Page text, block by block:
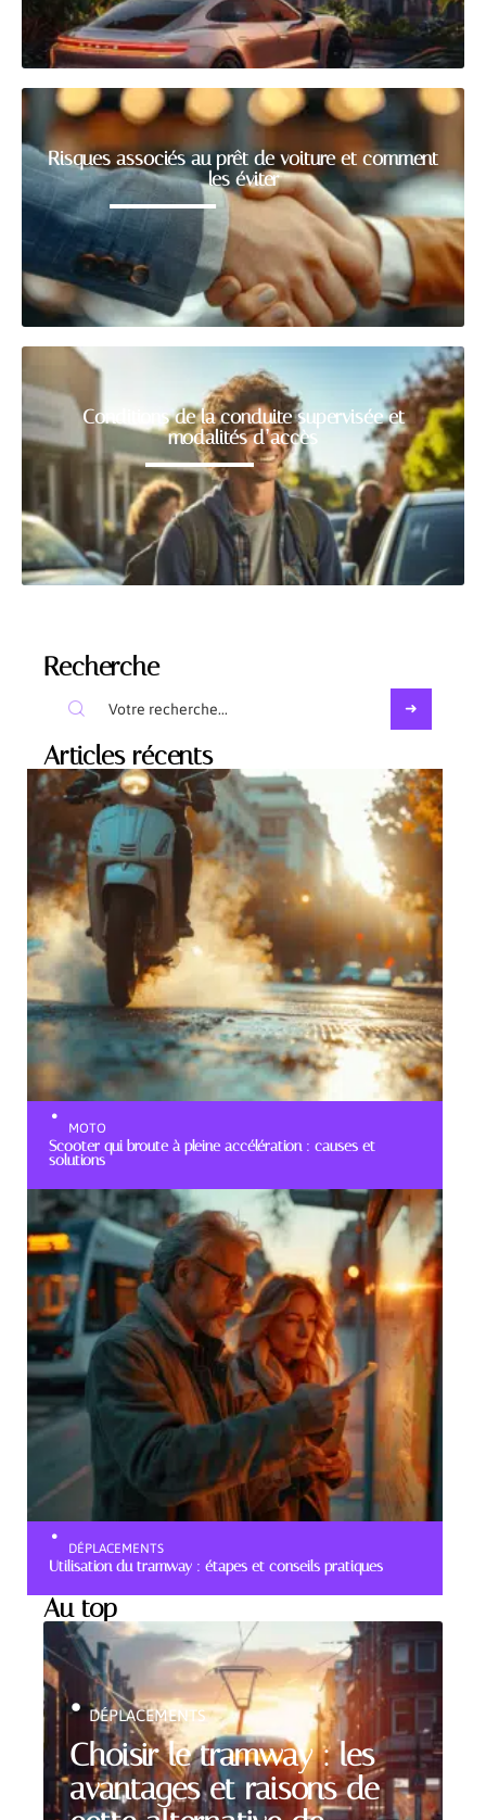
Risques associés au prêt de voiture et comment
les éviter
Conditions de la conduite supervisée et
modalités d’accès
Recherche
Articles récents
MOTO
Scooter qui broute à pleine accélération : causes et
solutions
DÉPLACEMENTS
Utilisation du tramway : étapes et conseils pratiques
Au top
Choisir le tramway : les
avantages et raisons de
DÉPLACEMENTS